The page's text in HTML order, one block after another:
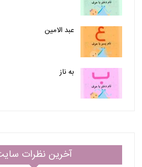
عبد الامین
به ناز
آخرین نظرات